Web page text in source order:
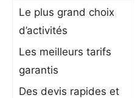
Le plus grand choix
d’activités
Les meilleurs tarifs
garantis
Des devis rapides et